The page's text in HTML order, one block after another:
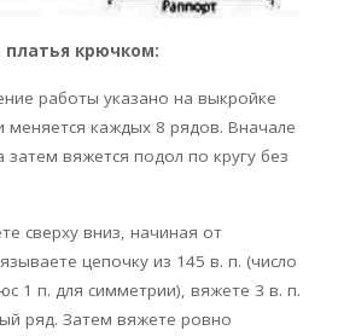
платья крючком:
работы указано на выкройке
меняется каждых 8 рядов. Вначале
вяжется подол по кругу без
сверху вниз, начиная от
цепочку из 145 в. п. (число
1 п. для симметрии), вяжете 3 в. п.
ряд. Затем вяжете ровно